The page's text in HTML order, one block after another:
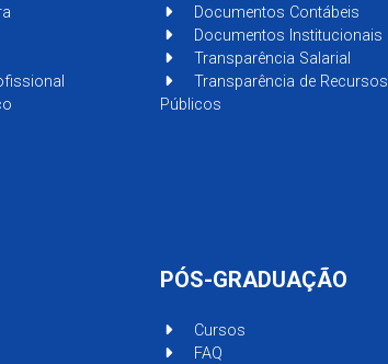
Documentos Contábeis
Documentos Institucionais
Transparência Salarial
Transparência de Recursos
Públicos
PÓS-GRADUAÇÃO
Cursos
FAQ